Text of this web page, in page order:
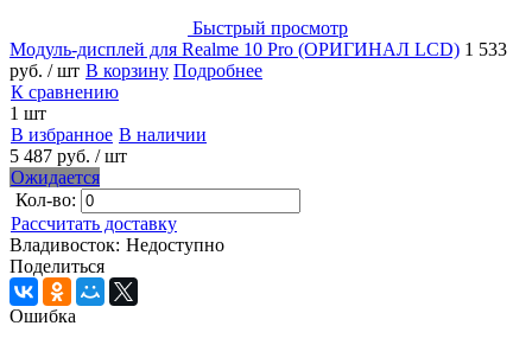
Быстрый просмотр
Модуль-дисплей для Realme 10 Pro (ОРИГИНАЛ LCD) 1 533
руб. / шт В корзину Подробнее
К сравнению
1 шт
В избранное В наличии
5 487 руб. / шт
Ожидается
Кол-во:
Рассчитать доставку
Владивосток: Недоступно
Поделиться
Ошибка